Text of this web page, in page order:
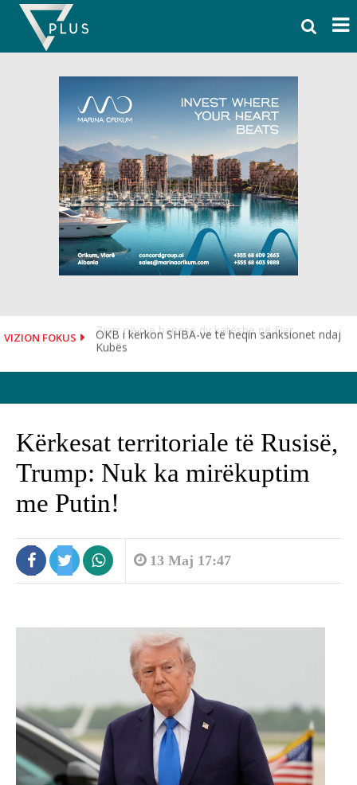
Skip
content
VIZION FOKUS
OKB i kërkon SHBA-ve të heqin sanksionet ndaj
Kubës
Kërkesat territoriale të Rusisë,
Trump: Nuk ka mirëkuptim
me Putin!
13 Maj 17:47